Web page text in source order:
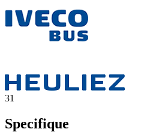
31
Specifique